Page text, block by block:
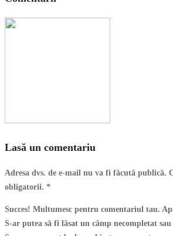
Lasă un comentariu
Adresa dvs. de e-mail nu va fi făcută publică.
obligatorii. *
Succes! Multumesc pentru comentariul tau.
S-ar putea să fi lăsat un câmp necompletat